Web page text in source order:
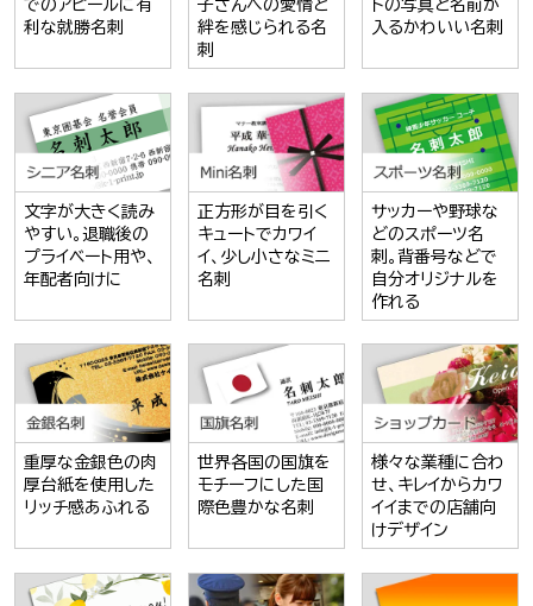
でのアピールに有
利な就勝名刺
子さんへの愛情と
絆を感じられる名
刺
トの写真と名前が
入るかわいい名刺
文字が大きく読み
やすい。退職後の
プライベート用や、
年配者向けに
正方形が目を引く
キュートでカワイ
イ、少し小さなミニ
名刺
サッカーや野球な
どのスポーツ名
刺。背番号などで
自分オリジナルを
作れる
重厚な金銀色の肉
厚台紙を使用した
リッチ感あふれる
世界各国の国旗を
モチーフにした国
際色豊かな名刺
様々な業種に合わ
せ、キレイからカワ
イイまでの店舗向
けデザイン